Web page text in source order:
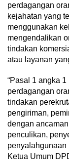
perdagangan
kejahatan yang
menggunakan
mengendalikan
tindakan
atau layanan
“Pasal 1 angka
perdagangan
tindakan
pengiriman,
dengan
penculikan,
penyalahgunaan
Ketua Umum